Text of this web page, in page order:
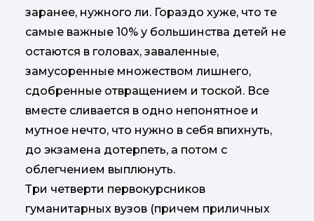
заранее, нужного ли. Гораздо хуже, что те
самые важные 10% у большинства детей не
остаются в головах, заваленные,
замусоренные множеством лишнего,
сдобренные отвращением и тоской. Все
вместе сливается в одно непонятное и
мутное нечто, что нужно в себя впихнуть,
до экзамена дотерпеть, а потом с
облегчением выплюнуть.
Три четверти первокурсников
гуманитарных вузов (причем приличных